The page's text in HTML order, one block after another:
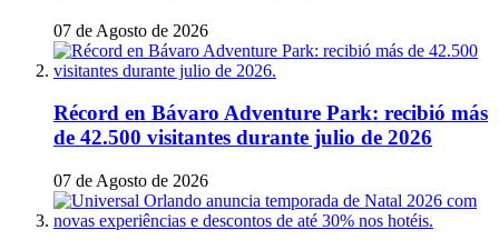
07 de Agosto de 2026
Récord en Bávaro Adventure Park: recibió más
de 42.500 visitantes durante julio de 2026
07 de Agosto de 2026